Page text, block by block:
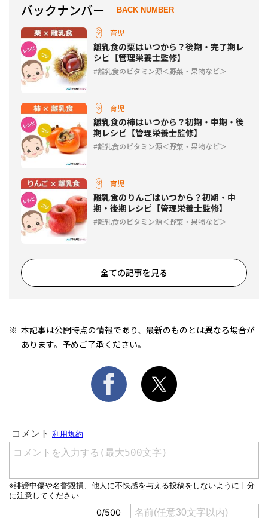
バックナンバー BACK NUMBER
育児
離乳食の栗はいつから？後期・完了期レ
シピ【管理栄養士監修】
離乳食のビタミン源＜野菜・果物など＞
育児
離乳食の柿はいつから？初期・中期・後
期レシピ【管理栄養士監修】
離乳食のビタミン源＜野菜・果物など＞
育児
離乳食のりんごはいつから？初期・中
期・後期レシピ【管理栄養士監修】
離乳食のビタミン源＜野菜・果物など＞
全ての記事を見る
本記事は公開時点の情報であり、最新のものとは異なる場合が
あります。予めご了承ください。